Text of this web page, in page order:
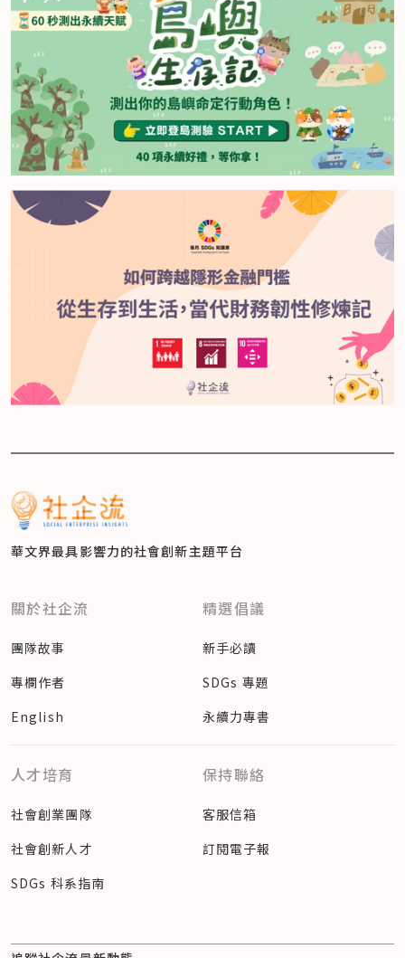
華文界最具影響力的社會創新主題平台
關於社企流
團隊故事
專欄作者
English
精選倡議
新手必讀
SDGs 專題
永續力專書
人才培育
社會創業團隊
社會創新人才
SDGs 科系指南
保持聯絡
客服信箱
訂閱電子報